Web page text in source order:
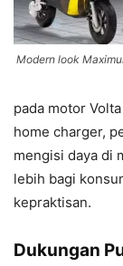
Modern look
pada motor
home charger,
mengisi daya di
lebih bagi
kepraktisan.
Dukungan